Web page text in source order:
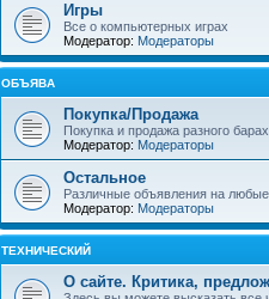
Игры
Все о компьютерных играх
Модератор: Модераторы
ОБЪЯВА
Покупка/Продажа
Покупка и продажа разного
Модератор: Модераторы
Остальное
Различные объявления на
Модератор: Модераторы
ТЕХНИЧЕСКИЙ
О сайте. Критика,